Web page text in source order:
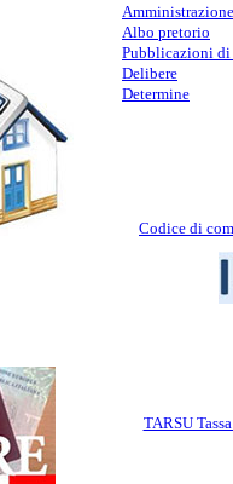
Albo pretorio
Pubblicazioni
Delibere
Determine
Codice di
TARSU